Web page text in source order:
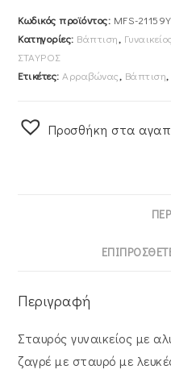
Κωδικός προϊόντος: MFS-21159Y
Κατηγορίες: Βάπτιση, Γυναικείος
ΣΤΑΥΡΟΣ
Ετικέτες: Αρραβώνας, Βάπτιση,
Προσθήκη στα
Περιγραφή
Σταυρός γυναικείος με
ζαγρέ με σταυρό με